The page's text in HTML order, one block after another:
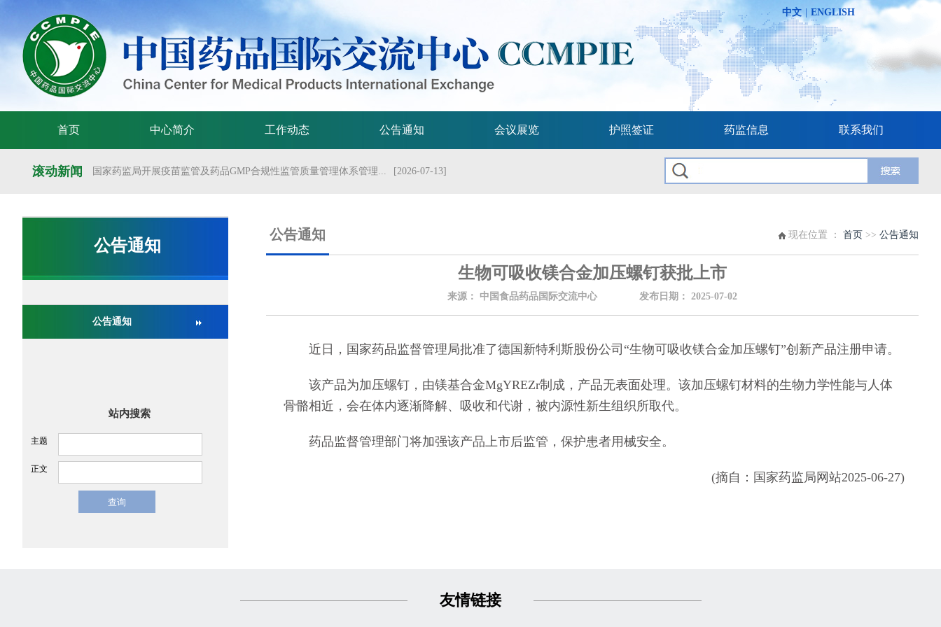
中文 ENGLISH
首页 中心简介 工作动态 公告通知 会议展览 护照签证 药监信息 联系我们
滚动新闻 国家药监局开展疫苗监管及药品GMP合规性监管质量管理体系管理... [2026-07-13]
国家药监局药审中心关于发布《预防用mRNA疫苗临床试验技术指...
国家药监局药审中心关于发布《关于开发适宜药品包装规格的指导原...
国家药监局 国家卫生健康委 国家中医药局 国家疾控局关于发布...
关于举办第十六届中国医疗器械监督管理国际会议的通知
公告通知
公告通知
站内搜索
主题
正文
公告通知 现在位置 ： 首页 >> 公告通知
生物可吸收镁合金加压螺钉获批上市
来源： 中国食品药品国际交流中心 发布日期： 2025-07-02
近日，国家药品监督管理局批准了德国新特利斯股份公司“生物可吸收镁合金加压螺钉”创新产品注册申请。
该产品为加压螺钉，由镁基合金MgYREZr制成，产品无表面处理。该加压螺钉材料的生物力学性能与人体
骨骼相近，会在体内逐渐降解、吸收和代谢，被内源性新生组织所取代。
药品监督管理部门将加强该产品上市后监管，保护患者用械安全。
(摘自：国家药监局网站2025-06-27)
友情链接